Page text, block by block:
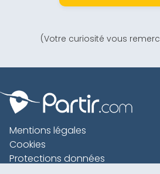
(Votre curiosité vous
Mentions légales
Cookies
Protections données